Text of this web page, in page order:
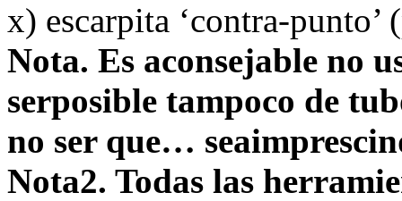
x) escarpita ‘contra-
Nota. Es aconsejable no
serposible tampoco de
no ser que…
Nota2. Todas las